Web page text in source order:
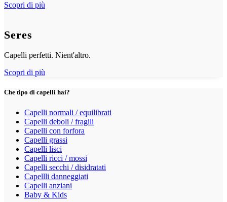
Scopri di più
Seres
Capelli perfetti. Nient'altro.
Scopri di più
Che tipo di capelli hai?
Capelli normali / equilibrati
Capelli deboli / fragili
Capelli con forfora
Capelli grassi
Capelli lisci
Capelli ricci / mossi
Capelli secchi / disidratati
Capellli danneggiati
Capelli anziani
Baby & Kids